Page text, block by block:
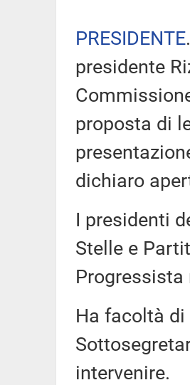
PRESIDENTE
presidente
proposta di
dichiaro
I presidenti
Stelle e
Ha facoltà di
intervenire.